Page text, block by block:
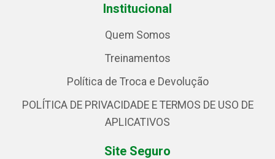
Institucional
Quem Somos
Treinamentos
Política de Troca e Devolução
POLÍTICA DE PRIVACIDADE E TERMOS DE USO DE
APLICATIVOS
Site Seguro